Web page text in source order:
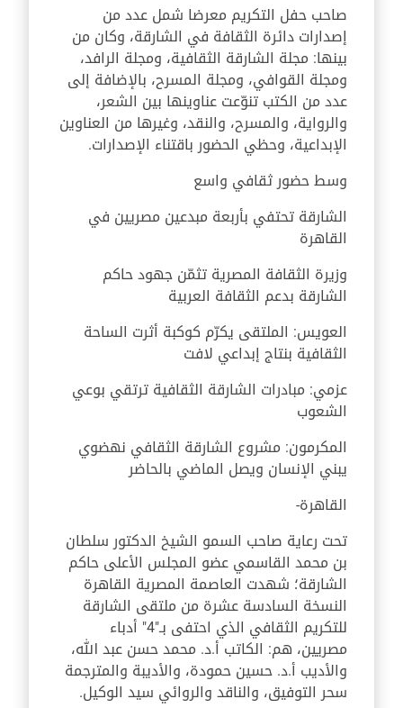
صاحب حفل التكريم معرضا شمل عدد من
إصدارات دائرة الثقافة في الشارقة، وكان من
بينها: مجلة الشارقة الثقافية، ومجلة الرافد،
ومجلة القوافي، ومجلة المسرح، بالإضافة إلى
عدد من الكتب تنوّعت عناوينها بين الشعر،
والرواية، والمسرح، والنقد، وغيرها من العناوين
الإبداعية، وحظي الحضور باقتناء الإصدارات.
وسط حضور ثقافي واسع
الشارقة تحتفي بأربعة مبدعين مصريين في
القاهرة
وزيرة الثقافة المصرية تثمّن جهود حاكم
الشارقة بدعم الثقافة العربية
العويس: الملتقى يكرّم كوكبة أثرت الساحة
الثقافية بنتاج إبداعي لافت
عزمي: مبادرات الشارقة الثقافية ترتقي بوعي
الشعوب
المكرمون: مشروع الشارقة الثقافي نهضوي
يبني الإنسان ويصل الماضي بالحاضر
القاهرة-
تحت رعاية صاحب السمو الشيخ الدكتور سلطان
بن محمد القاسمي عضو المجلس الأعلى حاكم
الشارقة؛ شهدت العاصمة المصرية القاهرة
النسخة السادسة عشرة من ملتقى الشارقة
للتكريم الثقافي الذي احتفى بـ"4" أدباء
مصريين، هم: الكاتب أ.د. محمد حسن عبد الله،
والأديب أ.د. حسين حمودة، والأديبة والمترجمة
سحر التوفيق، والناقد والروائي سيد الوكيل.